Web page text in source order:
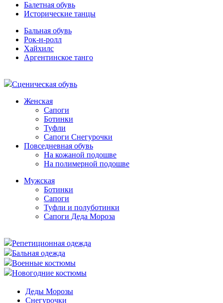
Балетная обувь
Исторические танцы
Бальная обувь
Рок-н-ролл
Хайхилс
Аргентинское танго
Сценическая обувь
Женская
Сапоги
Ботинки
Туфли
Сапоги Снегурочки
Повседневная обувь
На кожаной подошве
На полимерной подошве
Мужская
Ботинки
Сапоги
Туфли и полуботинки
Сапоги Деда Мороза
Репетиционная одежда
Бальная одежда
Военные костюмы
Новогодние костюмы
Деды Морозы
Снегурочки